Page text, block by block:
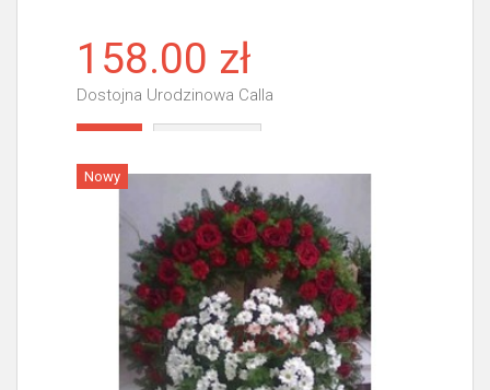
158.00 zł
Dostojna Urodzinowa Calla
Nowy